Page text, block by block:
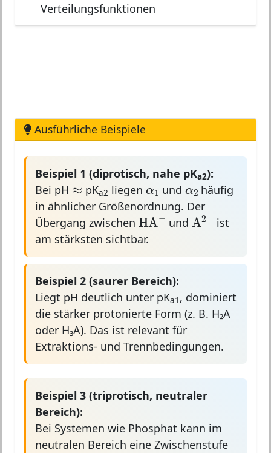
Verteilungsfunktionen
Ausführliche Beispiele
Beispiel 1 (diprotisch, nahe pKa2):
Bei pH ≈
≈ pKa2 liegen α 1
α1und α 2
α2häufig
in ähnlicher Größenordnung. Der
Übergang zwischen HA−
HA−und A2−
A2−ist
am stärksten sichtbar.
Beispiel 2 (saurer Bereich):
Liegt pH deutlich unter pKa1 , dominiert
die stärker protonierte Form (z. B. H₂A
oder H₃A). Das ist relevant für
Extraktions- und Trennbedingungen.
Beispiel 3 (triprotisch, neutraler
Bereich):
Bei Systemen wie Phosphat kann im
neutralen Bereich eine Zwischenstufe